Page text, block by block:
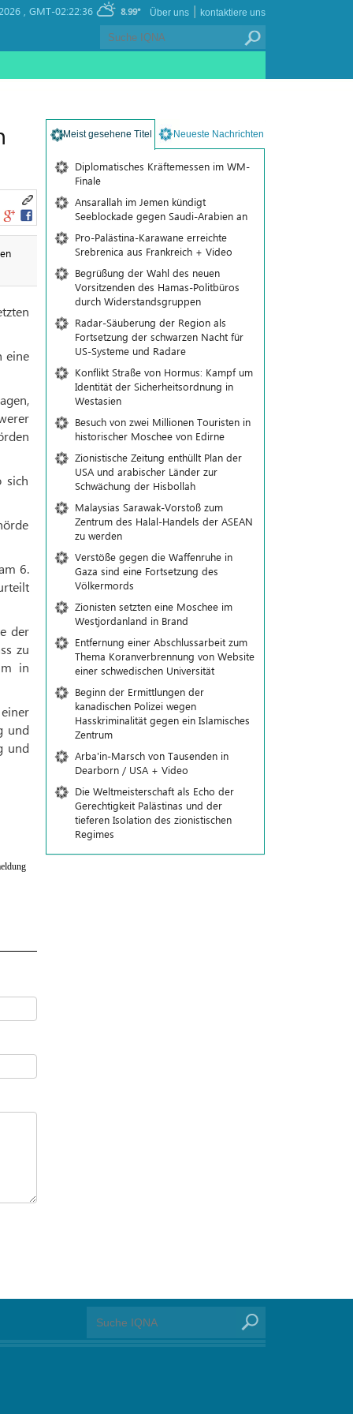
, GMT-02:22:36 8.99° kontaktiere uns
|
Über uns
eine
sich
6.
der
zu
in
und
und
Meist gesehene Titel Neueste Nachrichten
Diplomatisches Kräftemessen im WM-
Finale
Ansarallah im Jemen kündigt
Seeblockade gegen Saudi-Arabien an
Pro-Palästina-Karawane erreichte
Srebrenica aus Frankreich + Video
Begrüßung der Wahl des neuen
Vorsitzenden des Hamas-Politbüros
durch Widerstandsgruppen
Radar-Säuberung der Region als
Fortsetzung der schwarzen Nacht für
US-Systeme und Radare
Konflikt Straße von Hormus: Kampf um
Identität der Sicherheitsordnung in
Westasien
Besuch von zwei Millionen Touristen in
historischer Moschee von Edirne
Zionistische Zeitung enthüllt Plan der
USA und arabischer Länder zur
Schwächung der Hisbollah
Malaysias Sarawak-Vorstoß zum
Zentrum des Halal-Handels der ASEAN
zu werden
Verstöße gegen die Waffenruhe in
Gaza sind eine Fortsetzung des
Völkermords
Zionisten setzten eine Moschee im
Westjordanland in Brand
Entfernung einer Abschlussarbeit zum
Thema Koranverbrennung von Website
einer schwedischen Universität
Beginn der Ermittlungen der
kanadischen Polizei wegen
Hasskriminalität gegen ein Islamisches
Zentrum
Arba'in-Marsch von Tausenden in
Dearborn / USA + Video
Die Weltmeisterschaft als Echo der
Gerechtigkeit Palästinas und der
tieferen Isolation des zionistischen
Regimes